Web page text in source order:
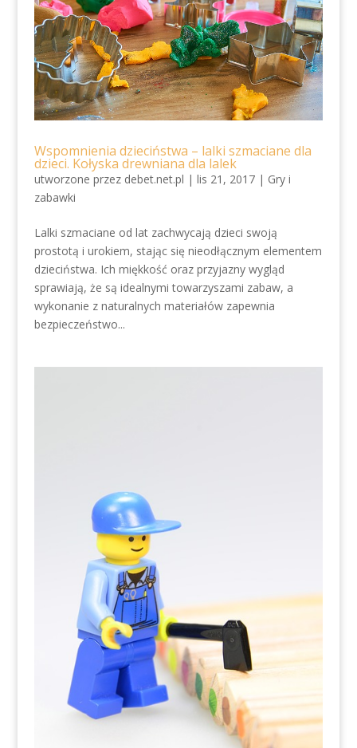
Wspomnienia dzieciństwa – lalki szmaciane dla
dzieci. Kołyska drewniana dla lalek
utworzone przez debet.net.pl | lis 21, 2017| Gry i
zabawki
Lalki szmaciane od lat zachwycają dzieci swoją
prostotą i urokiem, stając się nieodłącznym elementem
dzieciństwa. Ich miękkość oraz przyjazny wygląd
sprawiają, że są idealnymi towarzyszami zabaw, a
wykonanie z naturalnych materiałów zapewnia
bezpieczeństwo...